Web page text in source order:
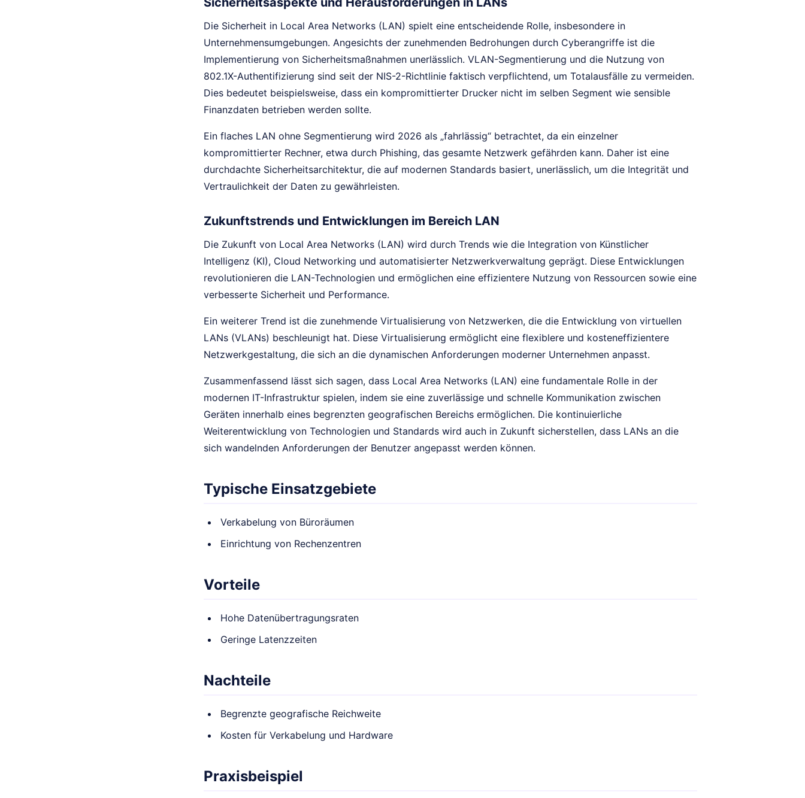
Die Sicherheit in Local Area Networks (LAN) spielt eine entscheidende Rolle, insbesondere in
Unternehmensumgebungen. Angesichts der zunehmenden Bedrohungen durch Cyberangriffe ist die
Implementierung von Sicherheitsmaßnahmen unerlässlich. VLAN-Segmentierung und die Nutzung von
802.1X-Authentifizierung sind seit der NIS-2-Richtlinie faktisch verpflichtend, um Totalausfälle zu vermeiden.
Dies bedeutet beispielsweise, dass ein kompromittierter Drucker nicht im selben Segment wie sensible
Finanzdaten betrieben werden sollte.
Ein flaches LAN ohne Segmentierung wird 2026 als „fahrlässig“ betrachtet, da ein einzelner
kompromittierter Rechner, etwa durch Phishing, das gesamte Netzwerk gefährden kann. Daher ist eine
durchdachte Sicherheitsarchitektur, die auf modernen Standards basiert, unerlässlich, um die Integrität und
Vertraulichkeit der Daten zu gewährleisten.
Zukunftstrends und Entwicklungen im Bereich LAN
Die Zukunft von Local Area Networks (LAN) wird durch Trends wie die Integration von Künstlicher
Intelligenz (KI), Cloud Networking und automatisierter Netzwerkverwaltung geprägt. Diese Entwicklungen
revolutionieren die LAN-Technologien und ermöglichen eine effizientere Nutzung von Ressourcen sowie eine
verbesserte Sicherheit und Performance.
Ein weiterer Trend ist die zunehmende Virtualisierung von Netzwerken, die die Entwicklung von virtuellen
LANs (VLANs) beschleunigt hat. Diese Virtualisierung ermöglicht eine flexiblere und kosteneffizientere
Netzwerkgestaltung, die sich an die dynamischen Anforderungen moderner Unternehmen anpasst.
Zusammenfassend lässt sich sagen, dass Local Area Networks (LAN) eine fundamentale Rolle in der
modernen IT-Infrastruktur spielen, indem sie eine zuverlässige und schnelle Kommunikation zwischen
Geräten innerhalb eines begrenzten geografischen Bereichs ermöglichen. Die kontinuierliche
Weiterentwicklung von Technologien und Standards wird auch in Zukunft sicherstellen, dass LANs an die
sich wandelnden Anforderungen der Benutzer angepasst werden können.
Typische Einsatzgebiete
Verkabelung von Büroräumen
Einrichtung von Rechenzentren
Vorteile
Hohe Datenübertragungsraten
Geringe Latenzzeiten
Nachteile
Begrenzte geografische Reichweite
Kosten für Verkabelung und Hardware
Praxisbeispiel